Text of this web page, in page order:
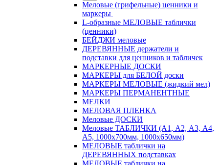
Меловые (грифельные) ценники и
маркеры
L-образные МЕЛОВЫЕ таблички
(ценники)
БЕЙДЖИ меловые
ДЕРЕВЯННЫЕ держатели и
подставки для ценников и табличек
МАРКЕРНЫЕ ДОСКИ
МАРКЕРЫ для БЕЛОЙ доски
МАРКЕРЫ МЕЛОВЫЕ (жидкий мел)
МАРКЕРЫ ПЕРМАНЕНТНЫЕ
МЕЛКИ
МЕЛОВАЯ ПЛЕНКА
Меловые ДОСКИ
Меловые ТАБЛИЧКИ (А1, А2, А3, А4,
А5, 1000х700мм, 1000х650мм)
МЕЛОВЫЕ таблички на
ДЕРЕВЯННЫХ подставках
МЕЛОВЫЕ таблички на